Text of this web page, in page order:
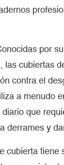
por
las cubiertas
contra el
a menudo
que
derrames y
cubierta tiene